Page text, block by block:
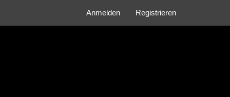
Anmelden Registrieren